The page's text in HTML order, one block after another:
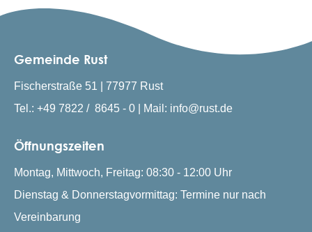
Gemeinde Rust
Fischerstraße 51 | 77977 Rust
Tel.: +49 7822 / 8645 - 0 | Mail: info@rust.de
Öffnungszeiten
Montag, Mittwoch, Freitag: 08:30 - 12:00 Uhr
Dienstag & Donnerstagvormittag: Termine nur nach
Vereinbarung